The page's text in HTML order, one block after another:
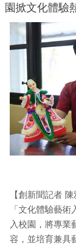
園掀文化體驗
【創新聞記者
「文化體驗藝
入校園，將專業
容，並培育兼具